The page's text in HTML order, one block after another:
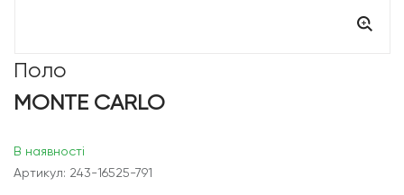
Поло
MONTE CARLO
В наявності
Артикул: 243-16525-791